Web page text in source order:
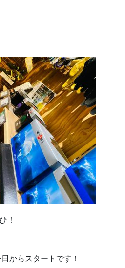
！
日からスタートです！